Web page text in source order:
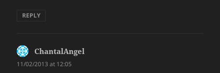
REPLY
ChantalAngel
11/02/2013 at 12:05